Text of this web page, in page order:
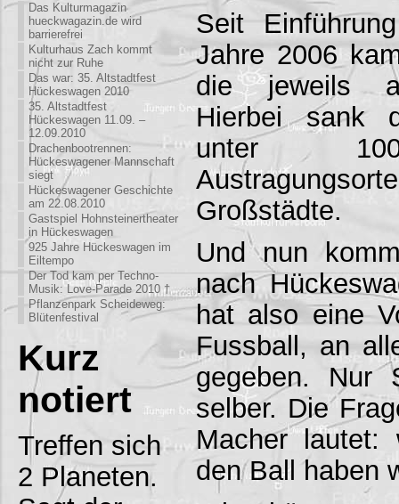
Das Kulturmagazin
hueckwagazin.de wird
barrierefrei
Kulturhaus Zach kommt
nicht zur Ruhe
Das war: 35. Altstadtfest
Hückeswagen 2010
35. Altstadtfest
Hückeswagen 11.09. –
12.09.2010
Drachenbootrennen:
Hückeswagener Mannschaft
siegt
Hückeswagener Geschichte
am 22.08.2010
Gastspiel Hohnsteinertheater
in Hückeswagen
925 Jahre Hückeswagen im
Eiltempo
Der Tod kam per Techno-
Musik: Love-Parade 2010 †
Pflanzenpark Scheideweg:
Blütenfestival
Kurz
notiert
Treffen sich
2 Planeten.
Seit
Jahre 2006
die jeweils
Hierbei sank
unter
Großstädte.
Und nun
nach
hat also eine
Fussball, an
gegeben. Nur
selber. Die
Macher lautet:
den Ball haben